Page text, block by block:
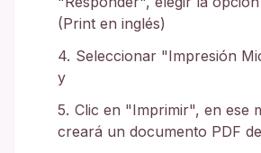
(Print en inglés)
Seleccionar "Impresión
y
Clic en "Imprimir", en ese
creará un documento PDF